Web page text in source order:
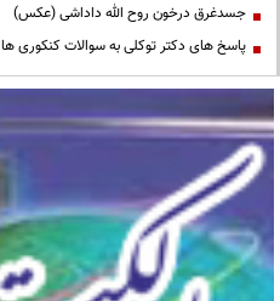
جسدغرق درخون روح الله داداشی (عکس)
پاسخ های دکتر توکلی به سوالات کنکوری ها